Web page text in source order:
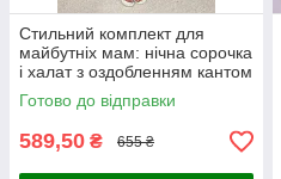
Стильний комплект для
майбутніх мам: нічна сорочка
і халат з оздобленням кантом
мокко 44-54р.
Готово до відправки
589,50 ₴ 655 ₴